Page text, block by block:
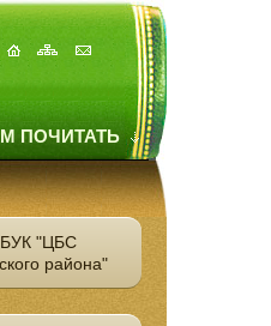
ПОЧИТАТЬ
"ЦБС
района"